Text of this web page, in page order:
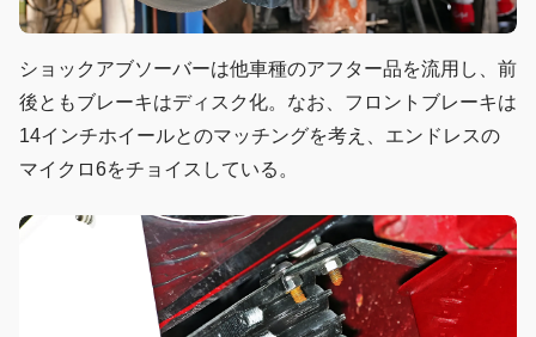
ショックアブソーバーは他車種のアフター品を流用し、前
後ともブレーキはディスク化。なお、フロントブレーキは
14インチホイールとのマッチングを考え、エンドレスの
マイクロ6をチョイスしている。